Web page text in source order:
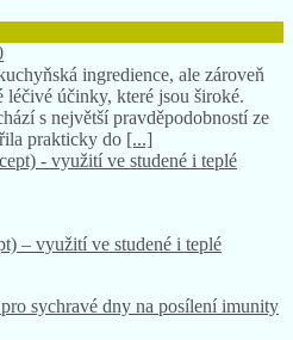
ingredience, ale zároveň
účinky, které jsou široké.
s největší pravděpodobností ze
prakticky do [...]
– využití ve studené i teplé